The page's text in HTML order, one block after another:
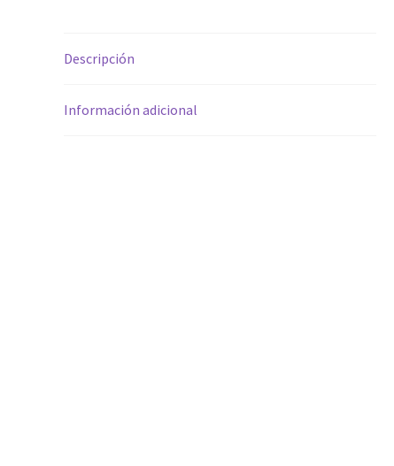
Descripción
Información adicional